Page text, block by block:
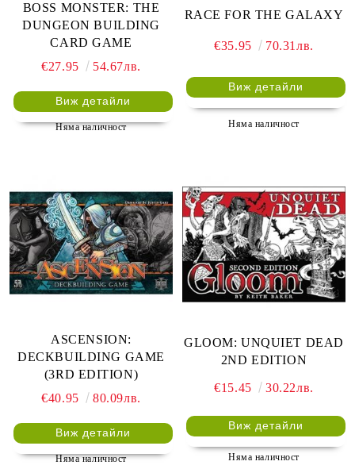
BOSS MONSTER: THE
DUNGEON BUILDING
CARD GAME
€27.95
54.67лв.
Виж детайли
Няма наличност
RACE FOR THE GALAXY
€35.95 70.31лв.
Виж детайли
Няма наличност
ASCENSION:
DECKBUILDING GAME
(3RD EDITION)
€40.95
80.09лв.
Виж детайли
Няма наличност
GLOOM: UNQUIET DEAD
2ND EDITION
€15.45 30.22лв.
Виж детайли
Няма наличност